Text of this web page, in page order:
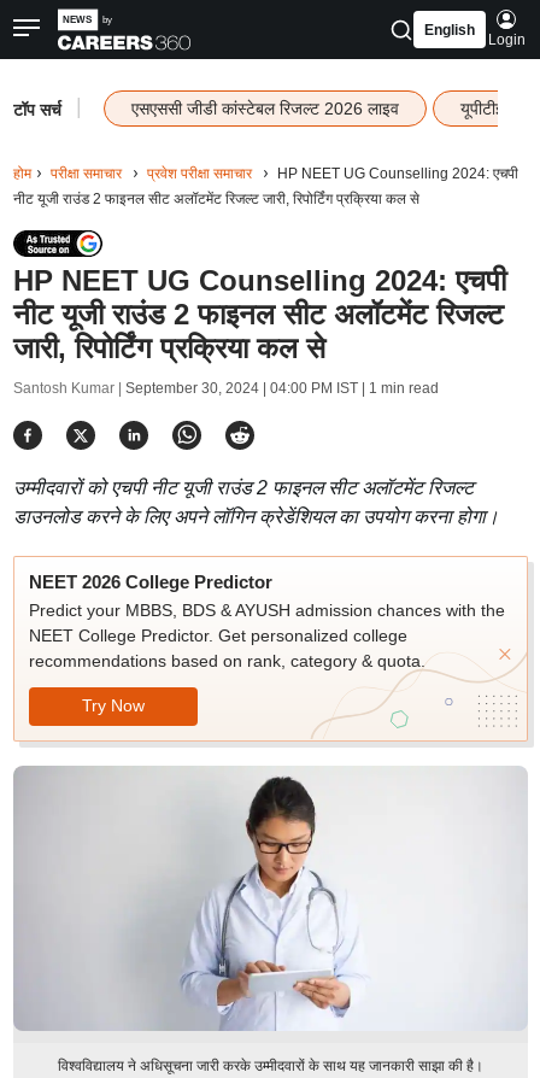
English
Login
टॉप सर्च एसएससी जीडी कांस्टेबल रिजल्ट 2026 लाइव यूपीटीईटी
होम परीक्षा समाचार प्रवेश परीक्षा समाचार
HP NEET UG Counselling 2024: एचपी
नीट यूजी राउंड 2 फाइनल सीट अलॉटमेंट रिजल्ट जारी, रिपोर्टिंग प्रक्रिया कल से
HP NEET UG Counselling 2024: एचपी
नीट यूजी राउंड 2 फाइनल सीट अलॉटमेंट रिजल्ट
जारी, रिपोर्टिंग प्रक्रिया कल से
Santosh Kumar | September 30, 2024 | 04:00 PM IST| 1 min read
उम्मीदवारों को एचपी नीट यूजी राउंड 2 फाइनल सीट अलॉटमेंट रिजल्ट
डाउनलोड करने के लिए अपने लॉगिन क्रेडेंशियल का उपयोग करना होगा।
NEET 2026 College Predictor
Predict your MBBS, BDS & AYUSH admission chances with the
NEET College Predictor. Get personalized college
recommendations based on rank, category & quota.
Try Now
विश्वविद्यालय ने अधिसूचना जारी करके उम्मीदवारों के साथ यह जानकारी साझा की है।